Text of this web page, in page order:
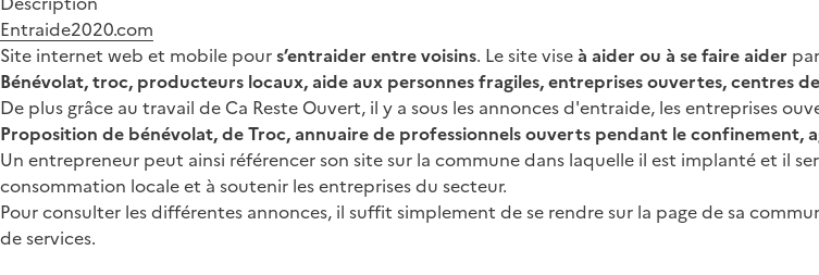
Entraide2020.com
Site internet web et mobile pours’entraider entre voisins. Le site viseà aider ou à se faire aider
Bénévolat, troc, producteurs locaux, aide aux personnes fragiles, entreprises ouvertes, centres
De plus grâce au travail de Ca Reste Ouvert, il y a sous les annonces d'entraide, les entreprises
Proposition de bénévolat, de Troc, annuaire de professionnels ouverts pendant le confinement,
Un entrepreneur peut ainsi référencer son site sur la commune dans laquelle il est implanté et il
consommation locale et à soutenir les entreprises du secteur.
Pour consulter les différentes annonces, il suffit simplement de se rendre sur la page de sa
de services.